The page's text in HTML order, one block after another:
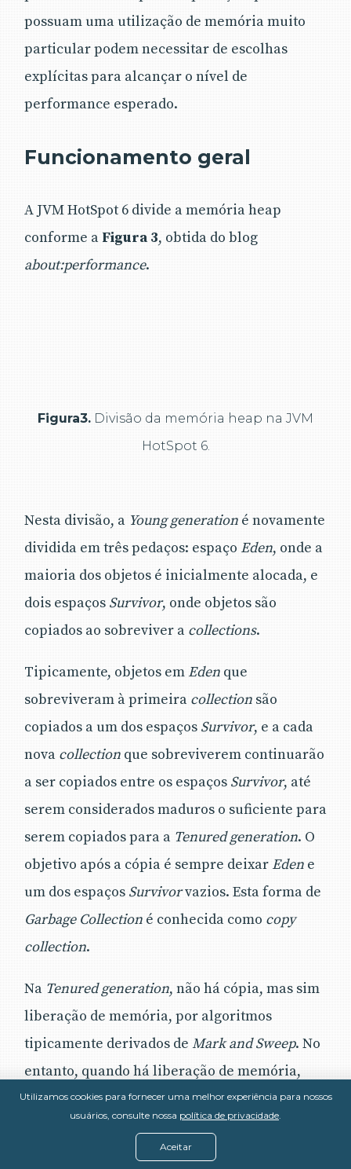
possuam uma utilização de memória muito
particular podem necessitar de escolhas
explícitas para alcançar o nível de
performance esperado.
Funcionamento geral
A JVM HotSpot 6 divide a memória heap
conforme a Figura 3, obtida do blog
about:performance.
Figura3. Divisão da memória heap na JVM
HotSpot 6.
Nesta divisão, a Young generation é novamente
dividida em três pedaços: espaço Eden, onde a
maioria dos objetos é inicialmente alocada, e
dois espaços Survivor, onde objetos são
copiados ao sobreviver a collections.
Tipicamente, objetos emEden que
sobreviveram à primeira collection são
copiados a um dos espaçosSurvivor, e a cada
nova collection que sobreviverem continuarão
a ser copiados entre os espaçosSurvivor, até
serem considerados maduros o suficiente para
serem copiados para a Tenured generation. O
objetivo após a cópia é sempre deixar Eden e
um dos espaçosSurvivorvazios. Esta forma de
Garbage Collection é conhecida como copy
collection.
Na Tenured generation, não há cópia, mas sim
liberação de memória, por algoritmos
tipicamente derivados de Mark and Sweep. No
entanto, quando há liberação de memória,
fica-se sujeito a problemas de fragmentação
Utilizamos cookies para fornecer uma melhor experiência para nossos
usuários, consulte nossa política de privacidade.
Aceitar